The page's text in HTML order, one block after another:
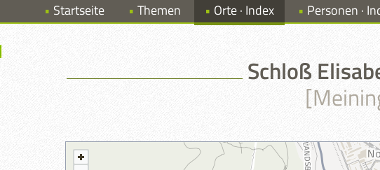
Startseite Themen Orte · Index Personen ·
Schloß